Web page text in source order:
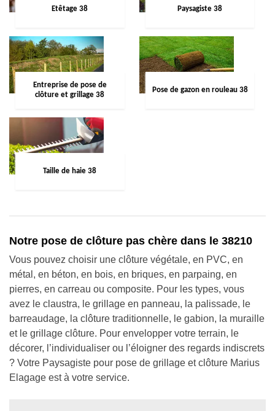
Etêtage 38 Paysagiste 38
Entreprise de pose de
clôture et grillage 38
Pose de gazon en rouleau 38
Taille de haie 38
Notre pose de clôture pas chère dans le 38210
Vous pouvez choisir une clôture végétale, en PVC, en
métal, en béton, en bois, en briques, en parpaing, en
pierres, en carreau ou composite. Pour les types, vous
avez le claustra, le grillage en panneau, la palissade, le
barreaudage, la clôture traditionnelle, le gabion, la muraille
et le grillage clôture. Pour envelopper votre terrain, le
décorer, l’individualiser ou l’éloigner des regards indiscrets
? Votre Paysagiste pour pose de grillage et clôture Marius
Elagage est à votre service.